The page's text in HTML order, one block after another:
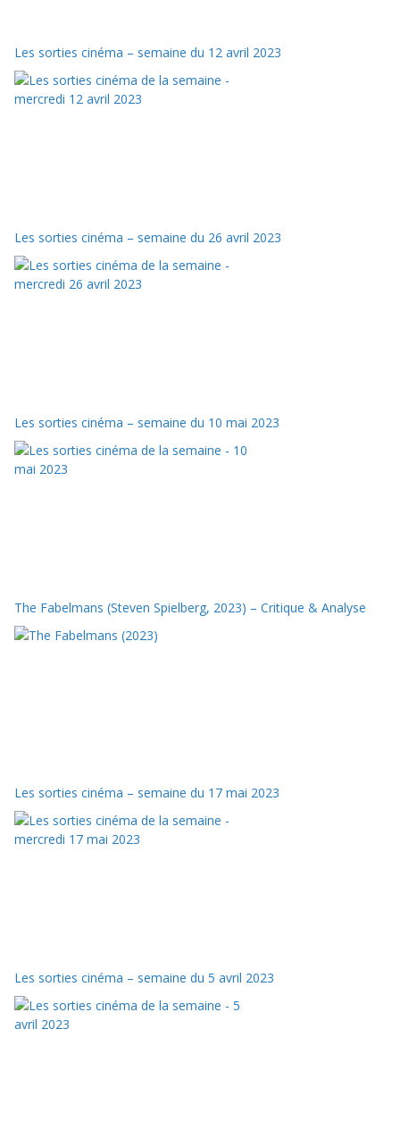
Les sorties cinéma – semaine du 12 avril 2023
Les sorties cinéma – semaine du 26 avril 2023
Les sorties cinéma – semaine du 10 mai 2023
The Fabelmans (Steven Spielberg, 2023) – Critique & Analyse
Les sorties cinéma – semaine du 17 mai 2023
Les sorties cinéma – semaine du 5 avril 2023